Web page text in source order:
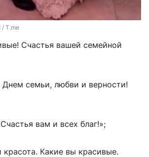
/ T.me
Счастья вашей семейной
Днем семьи, любви и верности!
вам и всех благ!»;
красота. Какие вы красивые.